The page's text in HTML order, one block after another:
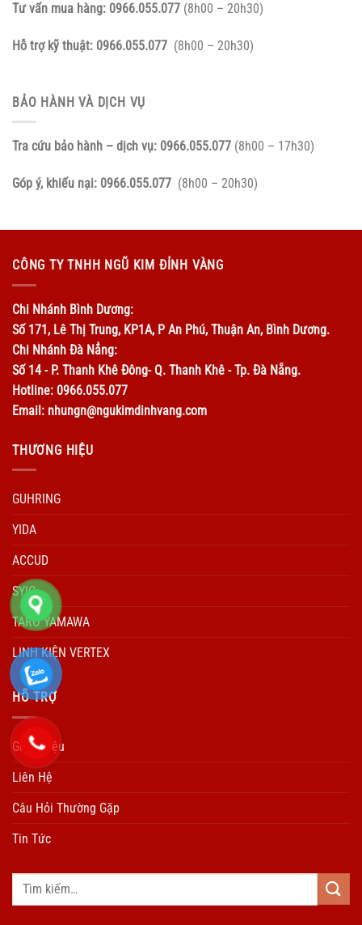
Tư vấn mua hàng: 0966.055.077 (8h00 – 20h30)
Hỗ trợ kỹ thuật: 0966.055.077 (8h00 – 20h30)
BẢO HÀNH VÀ DỊCH VỤ
Tra cứu bảo hành – dịch vụ: 0966.055.077 (8h00 – 17h30)
Góp ý, khiếu nại: 0966.055.077 (8h00 – 20h30)
CÔNG TY TNHH NGŨ KIM ĐỈNH VÀNG
Chi Nhánh Bình Dương:
Số 171, Lê Thị Trung, KP1A, P An Phú, Thuận An, Bình Dương.
Chi Nhánh Đà Nẳng:
Số 14 - P. Thanh Khê Đông- Q. Thanh Khê - Tp. Đà Nẵng.
Hotline: 0966.055.077
Email: nhungn@ngukimdinhvang.com
THƯƠNG HIỆU
GUHRING
YIDA
ACCUD
SYIC
TARO YAMAWA
LINH KIỆN VERTEX
HÕ TRỢ
Giới Thiệu
Liên Hệ
Câu Hỏi Thường Gặp
Tin Tức